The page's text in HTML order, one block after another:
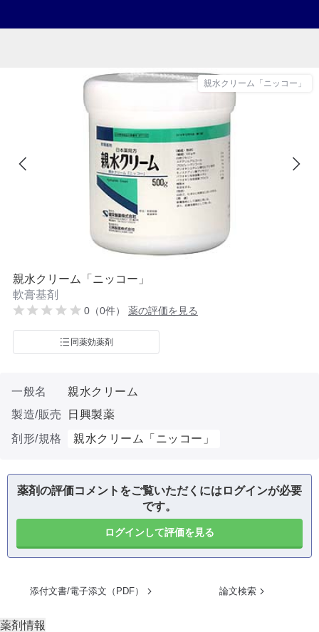
親水クリーム「ニッコー」
親水クリーム「ニッコー」
軟膏基剤
0（0件） 薬の評価を見る
同薬効薬剤
一般名
親水クリーム
製造/販売
日興製薬
剤形/規格
親水クリーム「ニッコー」
薬剤の評価コメントをご覧いただくにはログインが必要
です。
ログインして評価を見る
添付文書/電子添文（PDF） 論文検索
薬剤情報